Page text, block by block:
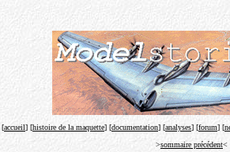
[accueil] [histoire de la maquette] [documentation] [analyses] [forum] [
>sommaire précédent<